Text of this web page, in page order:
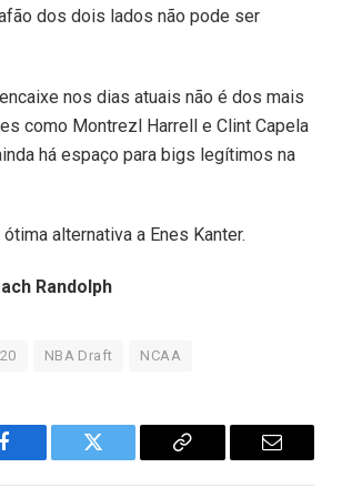
dos dois lados não pode ser
nos dias atuais não é dos mais
como Montrezl Harrell e Clint Capela
há espaço para bigs legítimos na
alternativa a Enes Kanter.
Randolph
NBA Draft NCAA
Facebook Twitter
Copiar
E-